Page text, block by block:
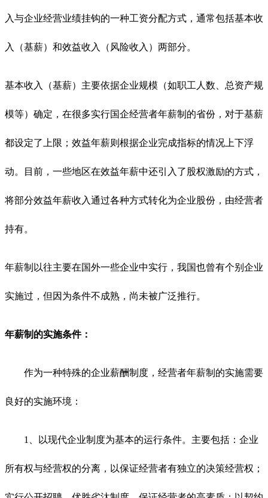
入与企业经营业绩挂钩的一种工资分配方式，通常包括基本收
入（基薪）和效益收入（风险收入）两部分。
基本收入（基薪）主要依据企业规模（如职工人数、总资产规
模等）确定，在很多实行国企经营者年薪制的省份，对于基薪
都设定了上限；效益年薪则根据企业完成指标的情况上下浮
动。目前，一些地区在效益年薪中还引入了股权激励的方式，
将部分效益年薪收入通过各种方式转化为企业股份，由经营者
持有。
年薪制以往主要在国外一些企业中实行，我国也曾有个别企业
实施过，但因为条件不成熟，尚未被广泛推行。
年薪制的实施条件：
作为一种特殊的企业薪酬制度，经营者年薪制的实施需要
良好的实施环境：
1、以现代企业制度为基本的运行条件。主要包括：企业
所有权与经营权的分离，以保证经营者有独立的决策经营权；